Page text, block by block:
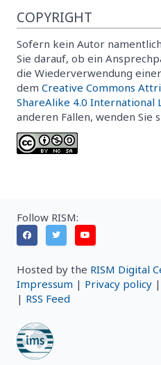
COPYRIGHT
Sofern kein Autor
Sie darauf, ob ein
die Wiederverwendung
dem Creative Commons
ShareAlike 4.0 International
anderen Fällen, wenden Sie
Follow RISM:
Hosted by the RISM Digital
Impressum | Privacy policy |
| RSS Feed